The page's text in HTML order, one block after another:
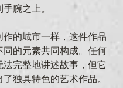
腕之上。
作的城市一样，这件作品
同的元素共同构成。任何
法完整地讲述故事，但它
独具特色的艺术作品。